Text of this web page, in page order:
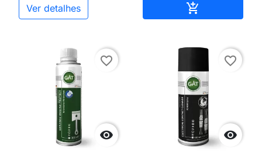
Ver detalhes 

favorite_border

favorite_border